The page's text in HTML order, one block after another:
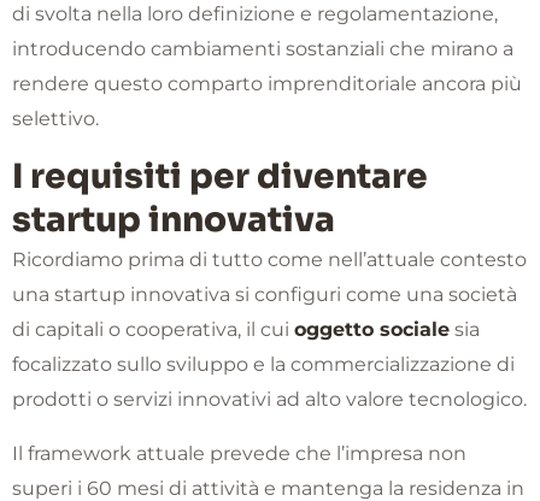
di svolta nella loro definizione e regolamentazione,
introducendo cambiamenti sostanziali che mirano a
rendere questo comparto imprenditoriale ancora più
selettivo.
I requisiti per diventare
startup innovativa
Ricordiamo prima di tutto come nell’attuale contesto
una startup innovativa si configuri come una società
di capitali o cooperativa, il cui oggetto sociale sia
focalizzato sullo sviluppo e la commercializzazione di
prodotti o servizi innovativi ad alto valore tecnologico.
Il framework attuale prevede che l’impresa non
superi i 60 mesi di attività e mantenga la residenza in